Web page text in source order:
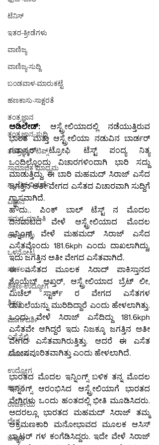
ಟೆನಿಸ್
ಇತರ-ಕ್ರೀಡೆಗಳು
ವಾಣಿಜ್ಯ
ವಾಣಿಜ್ಯ-ಸುದ್ದಿ
ಬಂಡವಾಳ-ಮಾರುಕಟ್ಟೆ
ಹಣಕಾಸು-ಸಾಕ್ಷರತೆ
ತಂತ್ರಜ್ಞಾನ
ತಂತ್ರಜ್ಞಾನ-ಸುದ್ದಿ
ತಂತ್ರಜ್ಞಾನ-ಟಿಪ್ಸ್
ಸಾಮಾಜಿಕ ಮಾಧ್ಯಮ
ಗ್ಯಾಜೆಟ್-ವಿಮರ್ಶೆ
ವಿಜ್ಞಾನ
ಸಮಗ್ರ-ಮಾಹಿತಿ
ಆಳ-ಅಗಲ
ಒಳನೋಟ
ಸಂಕಲನ
ಶಿಕ್ಷಣ-ಉದ್ಯೋಗ
ಶಿಕ್ಷಣ
ಮಾರ್ಗದರ್ಶಿ
ಎಸ್ಸೆಸ್ಸೆಲ್ಸಿ
ಪಿಯುಸಿ
ಉದ್ಯೋಗ
ಹಾಸನ
ರಾಜಕೀಯ
ದೇಶ
ಬಳ್ಳಾರಿ
ಅಡಿಲೇಡ್: ಆಸ್ಟ್ರೇಲಿಯಾದಲ್ಲಿ ನಡೆಯುತ್ತಿರುವ
ಭಾರತ ಮತ್ತು ಆಸ್ಟ್ರೇಲಿಯಾ ನಡುವಿನ ಬಾರ್ಡರ್
ಗವಾಸ್ಕರ್ ಟ್ರೋಫಿ ಟೆಸ್ಟ್ ಪಂದ್ಯ ನಿತ್ಯ
ಒಂದಿಲ್ಲೊಂದು ವಿಚಾರಗಳಿಂದಾಗಿ ಭಾರಿ ಸದ್ದು
ಮಾಡುತ್ತಿದ್ದು, ಈ ಬಾರಿ ಮಹಮದ್ ಸಿರಾಜ್ ಎಸೆದ
ಜಗತ್ತಿನ ಅತೀ ವೇಗದ ಎಸೆತದ ವಿಚಾರವಾಗಿ ಸುದ್ದಿಗೆ
ಗ್ರಾಸವಾಗಿದೆ.
ಹೌದು.. ಪಿಂಕ್ ಬಾಲ್ ಟೆಸ್ಟ್ ನ ಮೊದಲ
ದಿನದಾಟದ ವೇಳೆ ಆಸ್ಟ್ರೇಲಿಯಾದ ಮೊದಲ
ಇನ್ನಿಂಗ್ಸ್ ವೇಳೆ ಮಹಮದ್ ಸಿರಾಜ್ ಎಸೆದ
ಎಸೆತವೊಂದು 181.6kph ಎಂದು ದಾಖಲಾಗಿದ್ದು,
ಇದು ಜಗತ್ತಿನ ಅತೀ ವೇಗದ ಎಸೆತವಾಗಿದೆ.
ಈ ಎಸೆತದ ಮೂಲಕ ಸಿರಾದ್ ಪಾಕಿಸ್ತಾನದ
ಶೊಯೆಬ್ ಅಖ್ತರ್, ಆಸ್ಟ್ರೇಲಿಯಾದ ಬ್ರೆಟ್ ಲೀ,
ಮಿಚೆಲ್ ಸ್ಟಾರ್ಕ್ ರ ವೇಗದ ಎಸೆತಗಳ
ದಾಖಲೆಯನ್ನು ಮುರಿದಿದ್ದಾರೆ ಎಂದು ಹೇಳಲಾಗಿತ್ತು.
ಒಂದು ವೇಳೆ ಸಿರಾಜ್ ಎಸೆದಿದ್ದು 181.6kph
ಎಸೆತವೇ ಆಗಿದ್ದರೆ ಇದು ನಿಜಕ್ಕೂ ಜಗತ್ತಿನ ಅತೀ
ವೇಗದ ಎಸೆತವಾಗಿರುತ್ತಿತ್ತು. ಆದರೆ ಈ ಎಸೆತ
ದೋಷಪೂರಿತವಾಗಿತ್ತು ಎಂದು ಹೇಳಲಾಗಿದೆ.
ಭಾರತದ ಮೊದಲ ಇನ್ನಿಂಗ್ಸ್ ಬಳಿಕ ತನ್ನ ಮೊದಲ
ಇನ್ನಿಂಗ್ಸ್ ಆರಂಭಿಸಿದ ಆಸ್ಟ್ರೇಲಿಯಾಗೆ ಭಾರತದ
ವೇಗಿಗಳು ಒಂದು ಹಂತದಲ್ಲಿ ಭೀತಿ ಮೂಡಿಸಿದರು.
ಅದರಲ್ಲೂ ಭಾರತದ ಮಹಮದ್ ಸಿರಾಜ್ ತಮ್ಮ
ಆಕ್ರಮಣಕಾರಿ ಮನೋಭಾವದ ಮೂಲಕ ಆಸಿಸ್
ಬ್ಯಾಟರ್ ಗಳ ಕಂಗೆಡಿಸಿದ್ದರು. ಇದೇ ವೇಳೆ ಸಿರಾಜ್